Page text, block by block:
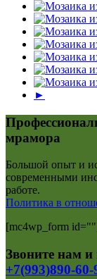
►
мрамора
Большой опыт и
современными
работе.
Политика в
[mc4wp_form
Звоните нам
+7(993)890-60-